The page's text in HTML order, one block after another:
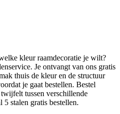
kleur raamdecoratie je wilt?
Je ontvangt van ons gratis
thuis de kleur en de structuur
je gaat bestellen. Bestel
tussen verschillende
5 stalen gratis bestellen.